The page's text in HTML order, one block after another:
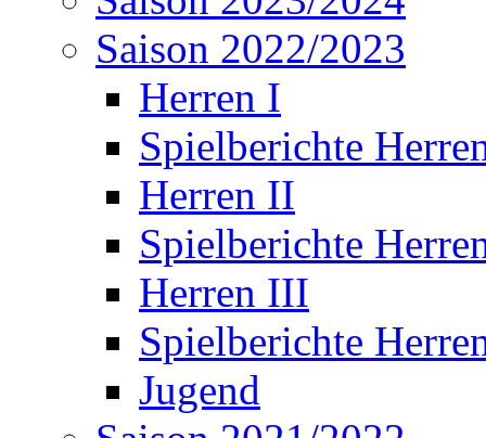
Saison 2022/2023
Herren I
Spielberichte
Herren II
Spielberichte
Herren III
Spielberichte
Jugend